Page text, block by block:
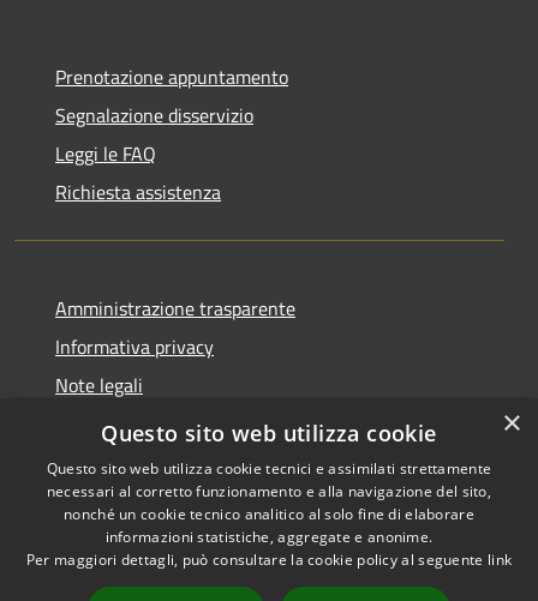
Prenotazione appuntamento
Segnalazione disservizio
Leggi le FAQ
Richiesta assistenza
Amministrazione trasparente
Informativa privacy
Note legali
Dichiarazione di accessibilità
Accessibilità
Copyright © 2026 • Comune di
Ascrea • Powered by
×
Questo sito web utilizza cookie
Questo sito web utilizza cookie tecnici e assimilati strettamente
necessari al corretto funzionamento e alla navigazione del sito,
nonché un cookie tecnico analitico al solo fine di elaborare
informazioni statistiche, aggregate e anonime.
Per maggiori dettagli, può consultare la cookie policy al seguente link